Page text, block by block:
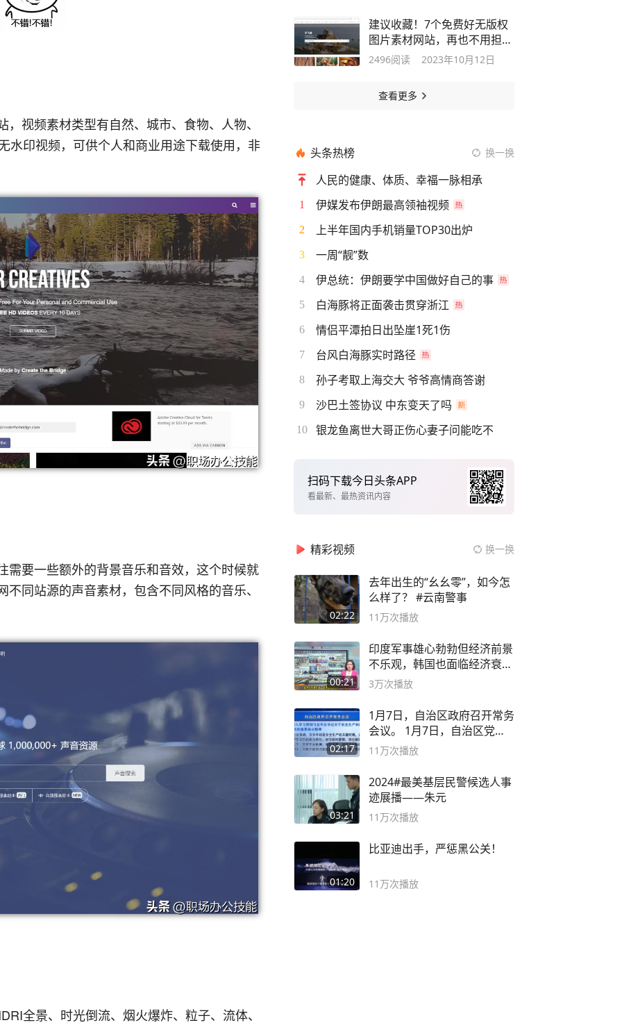
视频素材类型有自然、城市、食物、人物、
水印视频，可供个人和商业用途下载使用，非
需要一些额外的背景音乐和音效，这个时候就
同站源的声音素材，包含不同风格的音乐、
全景、时光倒流、烟火爆炸、粒子、流体、
建议收藏！7个免费好无版权
图片素材网站，再也不用担心
图片侵权
2496阅读 2023年10月12日
查看更多
头条热榜 换一换
人民的健康、体质、幸福一脉相承
1 伊媒发布伊朗最高领袖视频
2 上半年国内手机销量TOP30出炉
3 一周“靓”数
4 伊总统：伊朗要学中国做好自己的事
5 白海豚将正面袭击贯穿浙江
6 情侣平潭拍日出坠崖1死1伤
7 台风白海豚实时路径
8 孙子考取上海交大 爷爷高情商答谢
9 沙巴土签协议 中东变天了吗
10 银龙鱼离世大哥正伤心妻子问能吃不
扫码下载今日头条APP
看最新、最热资讯内容
精彩视频 换一换
02:22
去年出生的“幺幺零”，如今怎
么样了？ #云南警事
11万次播放
00:21
印度军事雄心勃勃但经济前景
不乐观，韩国也面临经济衰退
风险
3万次播放
02:17
1月7日，自治区政府召开常务
会议。 1月7日，自治区党委
副书记
11万次播放
03:21
2024#最美基层民警候选人事
迹展播——朱元
11万次播放
01:20
比亚迪出手，严惩黑公关！
11万次播放